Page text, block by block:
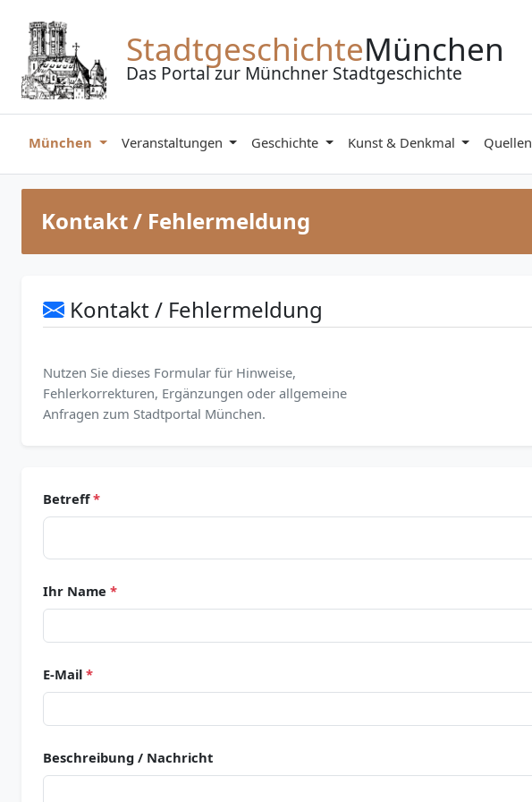
StadtgeschichteMünchen
Das Portal zur Münchner Stadtgeschichte
München Veranstaltungen Geschichte Kunst & Denkmal Quellen
Kontakt / Fehlermeldung
Kontakt / Fehlermeldung
Nutzen Sie dieses Formular für Hinweise,
Fehlerkorrekturen, Ergänzungen oder allgemeine
Anfragen zum Stadtportal München.
Betreff*
Ihr Name *
E-Mail *
Beschreibung / Nachricht